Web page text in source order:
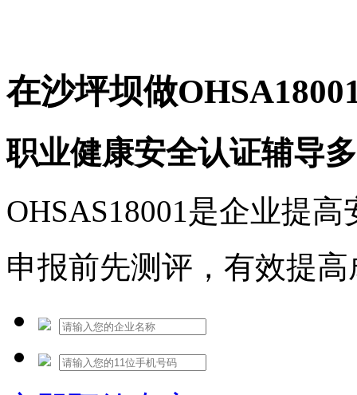
在沙坪坝做
职业健康安全认证辅导
OHSAS18001是企业提
申报前先测评，有效提